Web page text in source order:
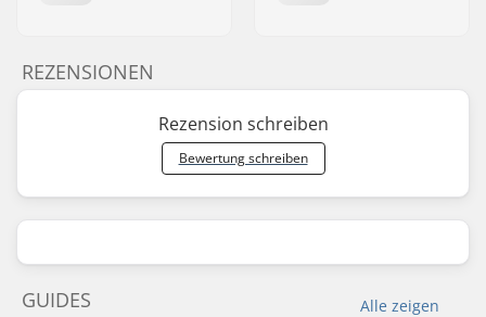
REZENSIONEN
Rezension schreiben
Bewertung schreiben
Alle zeigen
GUIDES